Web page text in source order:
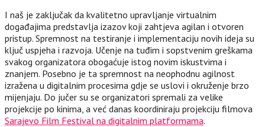
I naš je zaključak da kvalitetno upravljanje virtualnim
događajima predstavlja izazov koji zahtjeva agilan i otvoren
pristup. Spremnost na testiranje i implementaciju novih ideja su
ključ uspjeha i razvoja. Učenje na tuđim i sopstvenim greškama
svakog organizatora obogaćuje istog novim iskustvima i
znanjem. Posebno je ta spremnost na neophodnu agilnost
izražena u digitalnim procesima gdje se uslovi i okruženje brzo
mijenjaju. Do jučer su se organizatori spremali za velike
projekcije po kinima, a već danas koordiniraju projekciju filmova
Sarajevo Film Festival na digitalnim platformama.